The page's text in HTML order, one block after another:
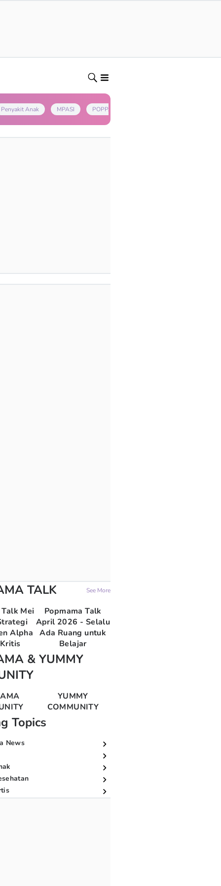
Penyakit Anak MPASI POPPAPA
TALK See More
Mei
Alpha
Popmama Talk
April 2026 - Selalu
Ada Ruang untuk
Belajar
& YUMMY
YUMMY
COMMUNITY
Topics
News